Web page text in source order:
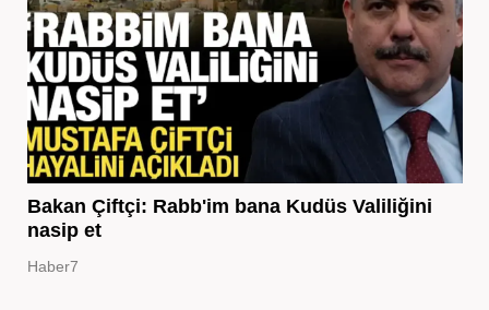
Bakan Çiftçi: Rabb'im bana Kudüs Valiliğini
nasip et
Haber7